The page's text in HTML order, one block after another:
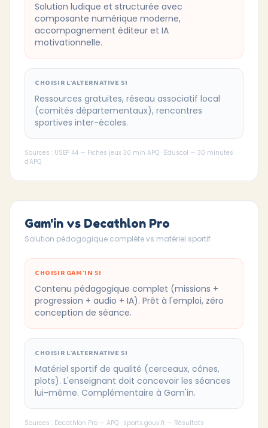
Solution ludique et structurée avec
composante numérique moderne,
accompagnement éditeur et IA
motivationnelle.
CHOISIR L'ALTERNATIVE SI
Ressources gratuites, réseau associatif local
(comités départementaux), rencontres
sportives inter-écoles.
Sources : USEP 44 — Fiches jeux 30 min APQ · Éduscol — 30 minutes
d'APQ
Gam'in vs Decathlon Pro
Solution pédagogique complète vs matériel sportif
CHOISIR GAM'IN SI
Contenu pédagogique complet (missions +
progression + audio + IA). Prêt à l'emploi, zéro
conception de séance.
CHOISIR L'ALTERNATIVE SI
Matériel sportif de qualité (cerceaux, cônes,
plots). L'enseignant doit concevoir les séances
lui-même. Complémentaire à Gam'in.
Sources : Decathlon Pro — APQ · sports.gouv.fr — Résultats